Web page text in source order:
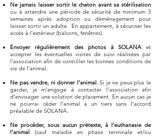
Ne jamais laisser sortir le chaton avant sa stérilisation
ou à attendre une période de sécurité de minimum 3
semaines après adoption ou déménagement pour
laisser sortir un adulte. En appartement, à sécuriser les
accès à l’extérieur (balcons, fenêtres).
Envoyer régulièrement des photos à SOLANA et
accepter les éventuelles visites de suivi réalisées par
l’association afin de contrôler les bonnes conditions de
vie de l’animal.
Ne pas vendre, ni donner l’animal.Si je ne peux plus le
garder, je m’engage à contacter l’association afin
d’envisager une solution de placement. En aucun cas je
ne pourrai céder l’animal à un tiers sans l’accord
préalable de SOLANA.
Ne procéder, sous aucun prétexte, à l’euthanasie de
l’animal(sauf maladie en phase terminale et/ou